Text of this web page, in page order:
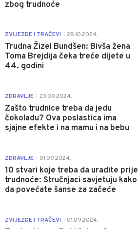
zbog trudnoće
ZVIJEZDE I TRAČEVI 28.10.2024.
Trudna Žizel Bundšen: Bivša žena
Toma Brejdija čeka treće dijete u
44. godini
ZDRAVLJE 23.09.2024.
Zašto trudnice treba da jedu
čokoladu? Ova poslastica ima
sjajne efekte i na mamu i na bebu
ZDRAVLJE 01.09.2024.
10 stvari koje treba da uradite prije
trudnoće: Stručnjaci savjetuju kako
da povećate šanse za začeće
ZVIJEZDE I TRAČEVI 01.09.2024.